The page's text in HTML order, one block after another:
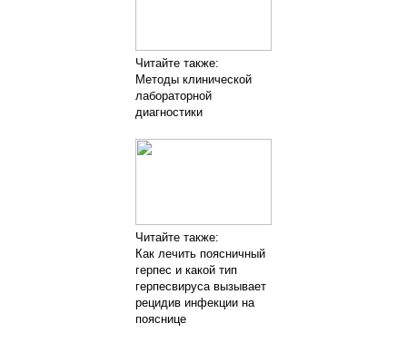
Читайте также:
Методы клинической
лабораторной
диагностики
Читайте также:
Как лечить поясничный
герпес и какой тип
герпесвируса вызывает
рецидив инфекции на
пояснице